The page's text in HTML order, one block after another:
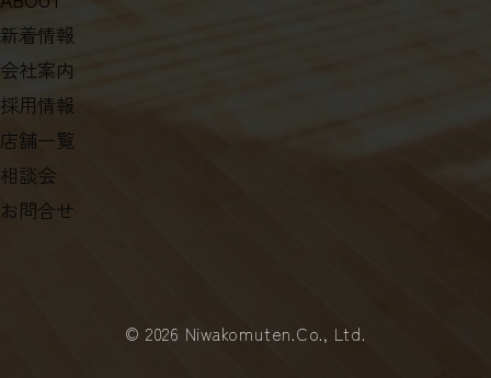
イベント
ABOUT
新着情報
会社案内
採用情報
店舗一覧